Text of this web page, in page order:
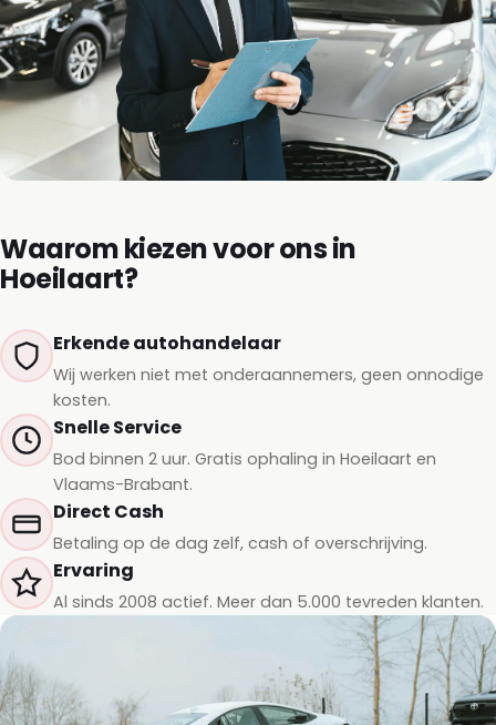
Waarom kiezen voor ons in
Hoeilaart?
Erkende autohandelaar
Wij werken niet met onderaannemers, geen onnodige
kosten.
Snelle Service
Bod binnen 2 uur. Gratis ophaling in Hoeilaart en
Vlaams-Brabant.
Direct Cash
Betaling op de dag zelf, cash of overschrijving.
Ervaring
Al sinds 2008 actief. Meer dan 5.000 tevreden klanten.